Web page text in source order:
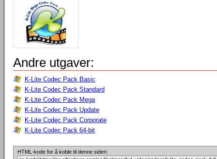
Andre utgaver:
K-Lite Codec Pack Basic
K-Lite Codec Pack Standard
K-Lite Codec Pack Mega
K-Lite Codec Pack Update
K-Lite Codec Pack Corporate
K-Lite Codec Pack 64-bit
HTML-kode for å koble til denne siden: